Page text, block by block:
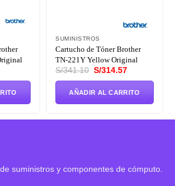
SUMINISTROS
Cartucho de Tóner Brother
TN-221Y Yellow Original
S/341.10 El
era:
S/314.57El
es:
S/314.57.
AÑADIR AL CARRITO
suministros y componentes de cómputo.